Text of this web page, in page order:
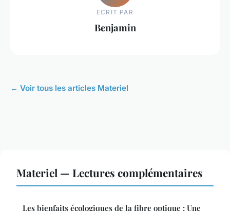
ECRIT PAR
Benjamin
← Voir tous les articles Materiel
Materiel — Lectures complémentaires
Les bienfaits écologiques de la fibre optique : Une